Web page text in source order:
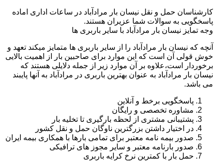
کارشناسان حمل و نقل نیسان بار مرادآباد در ساعات اداری اماده
پاسخگویی به سوالات شما عزیران هستند.
وجه تمایز نیسان بار مرادآباد با سایر باربری ها
آنچه که نیسان بار مرادآباد را از سایر باربری ها متمایز میکند تعهد و
خوش قولی آن است که این موارد برای صاحبین بار از اهمیت بالایی
برخوردار است،علاوه بر آن موارد زیر از جمله دلایلی هستند که
نیسان بار مرادآباد به عنوان بهترین باربری در مرادآباد به آنها پایبند
می باشد.
پاسخگویی برخط و آنلاین
مشاوره تخصصی و رایگان
پشتیبانی مشتری از لحظه بارگیری تا تخلیه بار
در اختیار داشتن بزرگترین ناوگان حمل و نقل کشور
صدور بیمه نامه معتبر برای تمامی بارها با همکاری بیمه ایران
صدور بارنامه معتبر و سایر مجوز های ترافیکی
حمل بار با کمترین نرخ کرایه باربری